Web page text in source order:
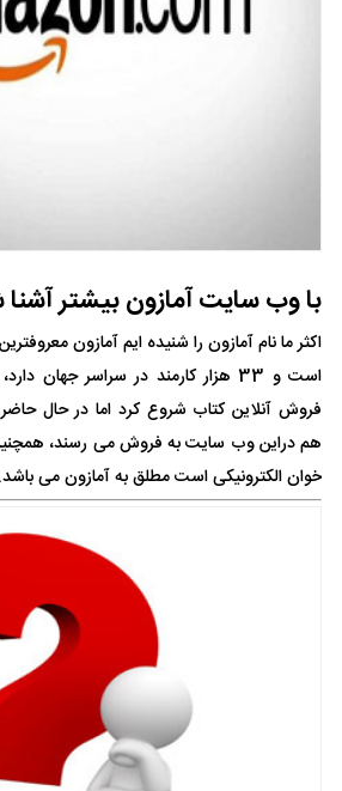
با وب سایت آمازون بیشتر
اکثر ما نام آمازون را شنیده ایم آمازون
است و 33 هزار کارمند در سراسر جهان
فروش آنلاین کتاب شروع کرد اما در حال
هم دراین وب سایت به فروش می رسند،
خوان الکترونیکی است مطلق به آمازون می باشد.